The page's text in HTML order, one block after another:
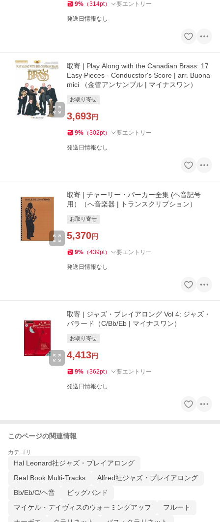
9% （314pt） 要エントリー
発送日情報なし
取寄 | Play Along with the Canadian Brass: 17
Easy Pieces - Conducstor's Score | arr. Buona
mici （金管アンサンブル | マイナスワン）
お取り寄せ
3,693円
9% （302pt） 要エントリー
発送日情報なし
取寄 | チャーリー・パーカー全集 (ヘ音記号
用）（へ音楽器 | トランスクリプション）
お取り寄せ
5,370円
9% （439pt） 要エントリー
発送日情報なし
取寄 | ジャズ・プレイアロング Vol 4: ジャズ・
バラード（C/Bb/Eb | マイナスワン）
お取り寄せ
4,413円
9% （362pt） 要エントリー
発送日情報なし
このページの関連情報
カテゴリ
Hal Leonard社ジャズ・プレイアロング
Real Book Multi-Tracks
Alfred社ジャズ・プレイアロング
Bb/Eb/C/ヘ音
ビッグバンド
マイケル・デイヴィスのウォーミングアップ
フルート